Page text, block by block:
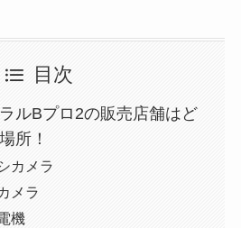
目次
ルBプロ2の販売店舗はど
所！
カメラ
メラ
機